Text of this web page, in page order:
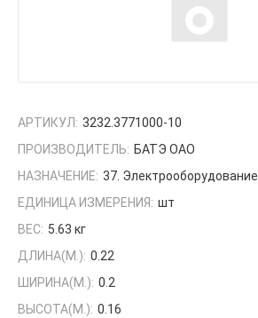
АРТИКУЛ: 3232.3771000-10
ПРОИЗВОДИТЕЛЬ: БАТЭ ОАО
НАЗНАЧЕНИЕ: 37. Электрооборудование
ЕДИНИЦА ИЗМЕРЕНИЯ: шт
ВЕС: 5.63 кг
ДЛИНА(М.): 0.22
ШИРИНА(М.): 0.2
ВЫСОТА(М.): 0.16